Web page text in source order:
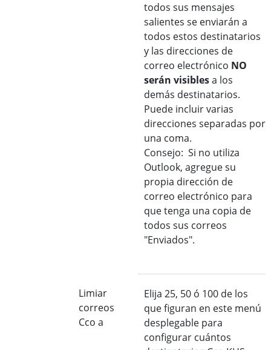
todos sus mensajes
salientes se enviarán a
todos estos destinatarios
y las direcciones de
correo electrónico NO
serán visiblesa los
demás destinatarios.
Puede incluir varias
direcciones separadas por
una coma.
Consejo: Si no utiliza
Outlook, agregue su
propia dirección de
correo electrónico para
que tenga una copia de
todos sus correos
"Enviados".
Limiar
correos
Cco a
Elija 25, 50 ó 100 de los
que figuran en este menú
desplegable para
configurar cuántos